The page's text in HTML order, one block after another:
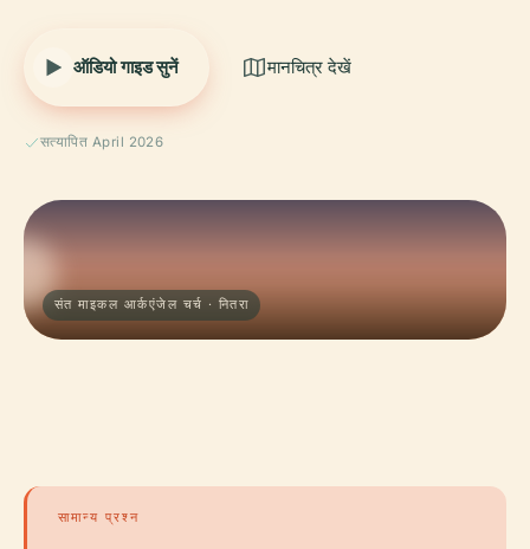
ऑडियो गाइड सुनें मानचित्र देखें
सत्यापित April 2026
संत माइकल आर्कएंजेल चर्च · नितरा
सामान्य प्रश्न